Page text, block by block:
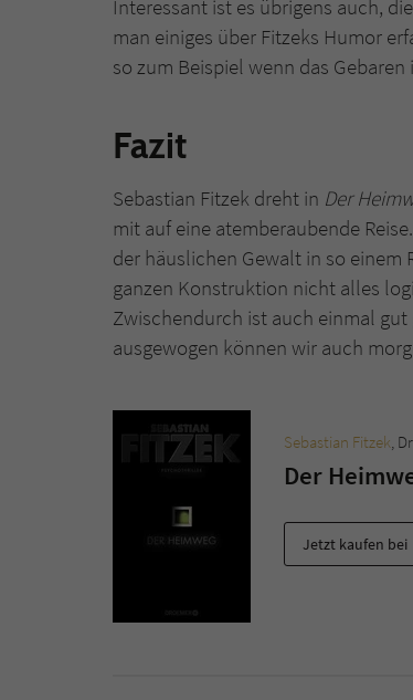
Interessant ist es übrigens auch,
man einiges über Fitzeks Humor
so zum Beispiel wenn das
Fazit
Sebastian Fitzek dreht in Der
mit auf eine atemberaubende
der häuslichen Gewalt in so
ganzen Konstruktion nicht alles
Zwischendurch ist auch einmal
ausgewogen können wir auch
Sebastian Fitzek,
Der
Jetzt kaufen bei